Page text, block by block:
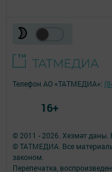
© 2011 - 2026. Хезмәт
© ТАТМЕДИА. Все
законом.
Перепечатка,
Телефон АО «ТАТМЕДИА»:
16+